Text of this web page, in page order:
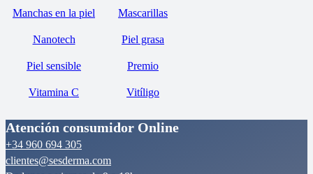
Manchas en la piel Mascarillas
Nanotech Piel grasa
Piel sensible Premio
Vitamina C Vitíligo
Atención consumidor Online
+34 960 694 305
clientes@sesderma.com